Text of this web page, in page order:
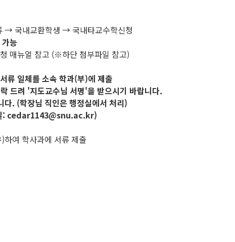
국내교환학생 → 국내타교수학신청
능
매뉴얼 참고 (※하단 첨부파일 참고)
류 일체를 소속 학과(부)에 제출
드려 '지도교수님 서명'을 받으시기 바랍니다.
. (학장님 직인은 행정실에서 처리)
: cedar1143@snu.ac.kr)
하여 학사과에 서류 제출